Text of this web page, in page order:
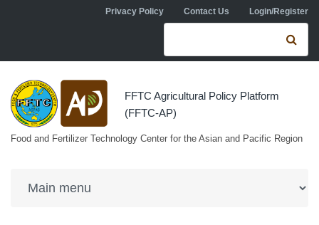
Skip to main contentPrivacy Policy Contact Us Login/Register
Search form
FFTC Agricultural Policy Platform
(FFTC-AP)
Food and Fertilizer Technology Center for the Asian and Pacific Region